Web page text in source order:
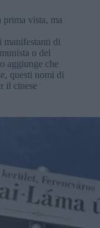
prima vista, ma
manifestanti di
o del
aggiunge che
questi nomi di
il cinese